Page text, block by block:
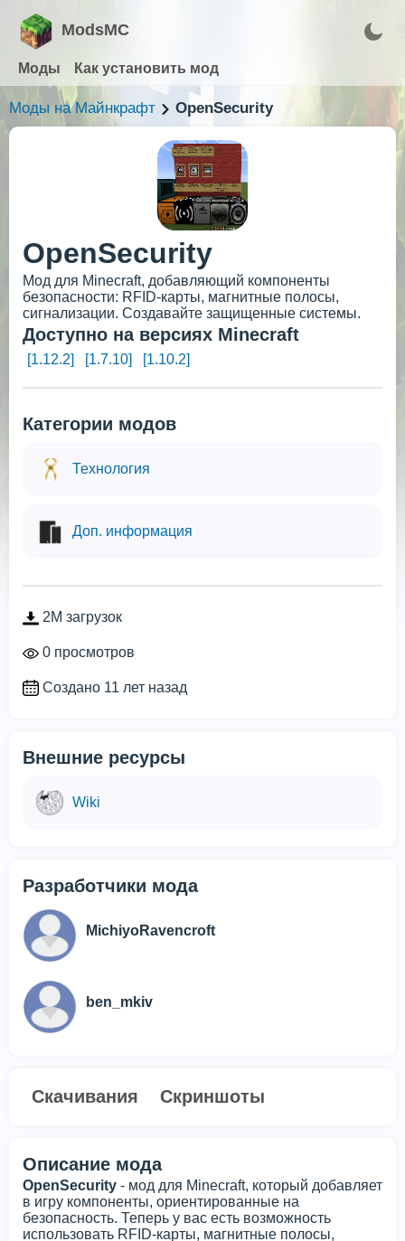
ModsMC
Моды Как установить мод
Моды на Майнкрафт OpenSecurity
OpenSecurity
Мод для Minecraft, добавляющий компоненты
безопасности: RFID-карты, магнитные полосы,
сигнализации. Создавайте защищенные системы.
Доступно на версиях Minecraft
[1.12.2] [1.7.10] [1.10.2]
Категории модов
Технология
Доп. информация
2M загрузок
0 просмотров
Создано 11 лет назад
Внешние ресурсы
Wiki
Разработчики мода
MichiyoRavencroft
ben_mkiv
Скачивания Скриншоты
Описание мода
OpenSecurity - мод для Minecraft, который добавляет
в игру компоненты, ориентированные на
безопасность. Теперь у вас есть возможность
использовать RFID-карты, магнитные полосы,